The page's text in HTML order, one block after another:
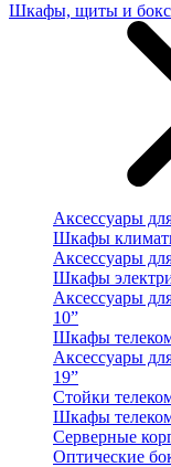
Шкафы, щиты и
Аксессуары
Шкафы
Аксессуары
Шкафы
Аксессуары
10”
Шкафы
Аксессуары
19”
Стойки
Шкафы
Серверные
Оптические